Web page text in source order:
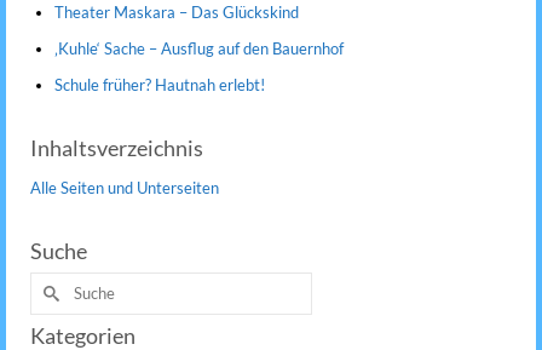
Theater Maskara – Das Glückskind
‚Kuhle‘ Sache – Ausflug auf den Bauernhof
Schule früher? Hautnah erlebt!
Inhaltsverzeichnis
Alle Seiten und Unterseiten
Suche
Suche
nach:
Kategorien